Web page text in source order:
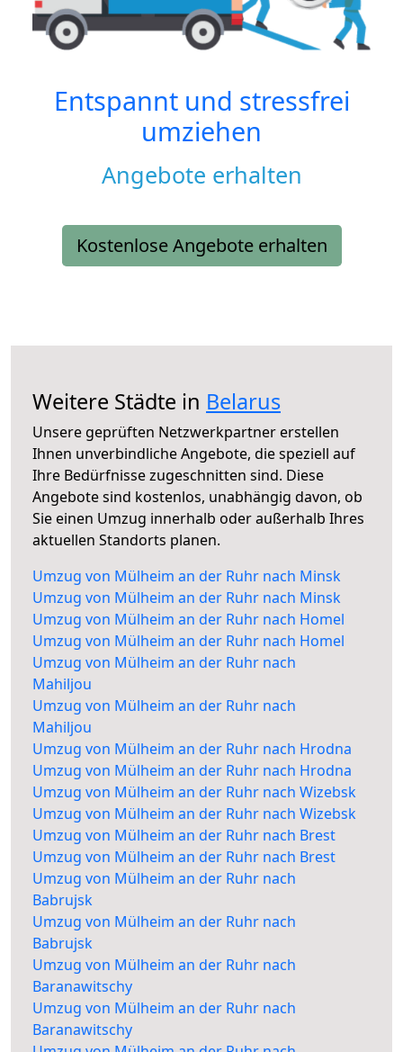
Entspannt und stressfrei
umziehen
Angebote erhalten
Kostenlose Angebote erhalten
Weitere Städte in Belarus
Unsere geprüften Netzwerkpartner erstellen
Ihnen unverbindliche Angebote, die speziell auf
Ihre Bedürfnisse zugeschnitten sind. Diese
Angebote sind kostenlos, unabhängig davon, ob
Sie einen Umzug innerhalb oder außerhalb Ihres
aktuellen Standorts planen.
Umzug von Mülheim an der Ruhr nach Minsk
Umzug von Mülheim an der Ruhr nach Minsk
Umzug von Mülheim an der Ruhr nach Homel
Umzug von Mülheim an der Ruhr nach Homel
Umzug von Mülheim an der Ruhr nach
Mahiljou
Umzug von Mülheim an der Ruhr nach
Mahiljou
Umzug von Mülheim an der Ruhr nach Hrodna
Umzug von Mülheim an der Ruhr nach Hrodna
Umzug von Mülheim an der Ruhr nach Wizebsk
Umzug von Mülheim an der Ruhr nach Wizebsk
Umzug von Mülheim an der Ruhr nach Brest
Umzug von Mülheim an der Ruhr nach Brest
Umzug von Mülheim an der Ruhr nach
Babrujsk
Umzug von Mülheim an der Ruhr nach
Babrujsk
Umzug von Mülheim an der Ruhr nach
Baranawitschy
Umzug von Mülheim an der Ruhr nach
Baranawitschy